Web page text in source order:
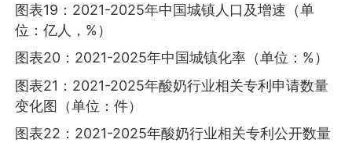
图表19：2021-2025年中国城镇人口及增速（单
位：亿人，%）
图表20：2021-2025年中国城镇化率（单位：%）
图表21：2021-2025年酸奶行业相关专利申请数量
变化图（单位：件）
图表22：2021-2025年酸奶行业相关专利公开数量